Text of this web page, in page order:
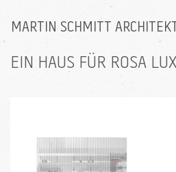
MARTIN SCHMITT
EIN HAUS FÜR ROSA